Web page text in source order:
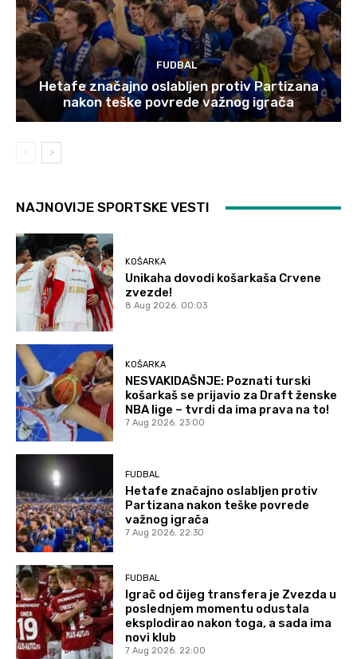
FUDBAL
Hetafe značajno oslabljen protiv Partizana
nakon teške povrede važnog igrača
NAJNOVIJE SPORTSKE VESTI
KOŠARKA
Unikaha dovodi košarkaša Crvene
zvezde!
8 Aug 2026. 00:03
KOŠARKA
NESVAKIDAŠNJE: Poznati turski
košarkaš se prijavio za Draft ženske
NBA lige – tvrdi da ima prava na to!
7 Aug 2026. 23:00
FUDBAL
Hetafe značajno oslabljen protiv
Partizana nakon teške povrede
važnog igrača
7 Aug 2026. 22:30
FUDBAL
Igrač od čijeg transfera je Zvezda u
poslednjem momentu odustala
eksplodirao nakon toga, a sada ima
novi klub
7 Aug 2026. 22:00